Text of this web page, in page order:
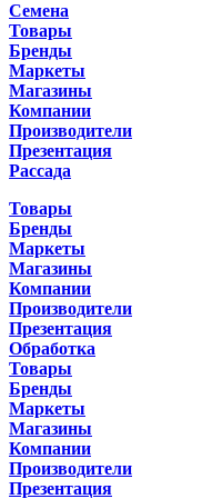
Семена
Товары
Бренды
Маркеты
Магазины
Компании
Производители
Презентация
Рассада
Товары
Бренды
Маркеты
Магазины
Компании
Производители
Презентация
Обработка
Товары
Бренды
Маркеты
Магазины
Компании
Производители
Презентация